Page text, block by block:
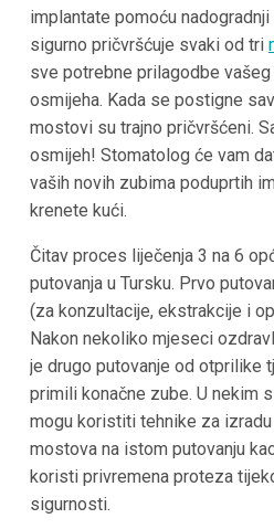
implantate pomoću
sigurno pričvršćuje svaki od tri
sve potrebne prilagodbe
osmijeha. Kada se postigne
mostovi su trajno pričvršćeni.
osmijeh! Stomatolog će vam
vaših novih zubima poduprtih
krenete kući.
Čitav proces liječenja 3 na 6
putovanja u Tursku. Prvo
(za konzultacije, ekstrakcije i
Nakon nekoliko mjeseci
je drugo putovanje od otprilike
primili konačne zube. U nekim
mogu koristiti tehnike za
mostova na istom putovanju
koristi privremena proteza
sigurnosti.